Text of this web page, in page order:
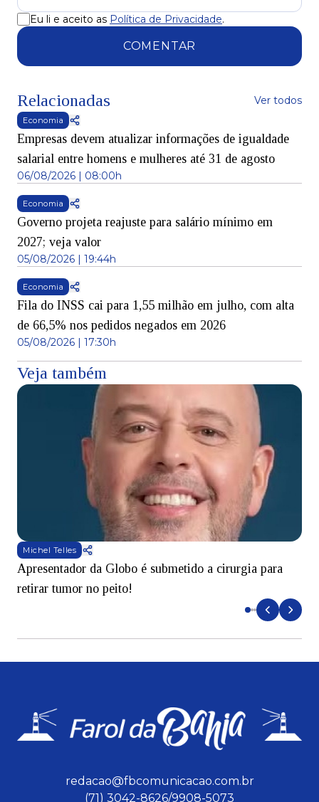
Eu li e aceito as Política de Privacidade.
COMENTAR
Relacionadas Ver todos
Economia
Empresas devem atualizar informações de igualdade
salarial entre homens e mulheres até 31 de agosto
06/08/2026 | 08:00h
Economia
Governo projeta reajuste para salário mínimo em
2027; veja valor
05/08/2026 | 19:44h
Economia
Fila do INSS cai para 1,55 milhão em julho, com alta
de 66,5% nos pedidos negados em 2026
05/08/2026 | 17:30h
Veja também
Michel Telles
Apresentador da Globo é submetido a cirurgia para
retirar tumor no peito!
redacao@fbcomunicacao.com.br
(71) 3042-8626/9908-5073